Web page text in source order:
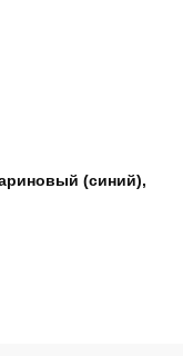
(синий),